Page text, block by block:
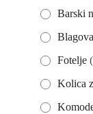
Barski
Fotelje
Kolica